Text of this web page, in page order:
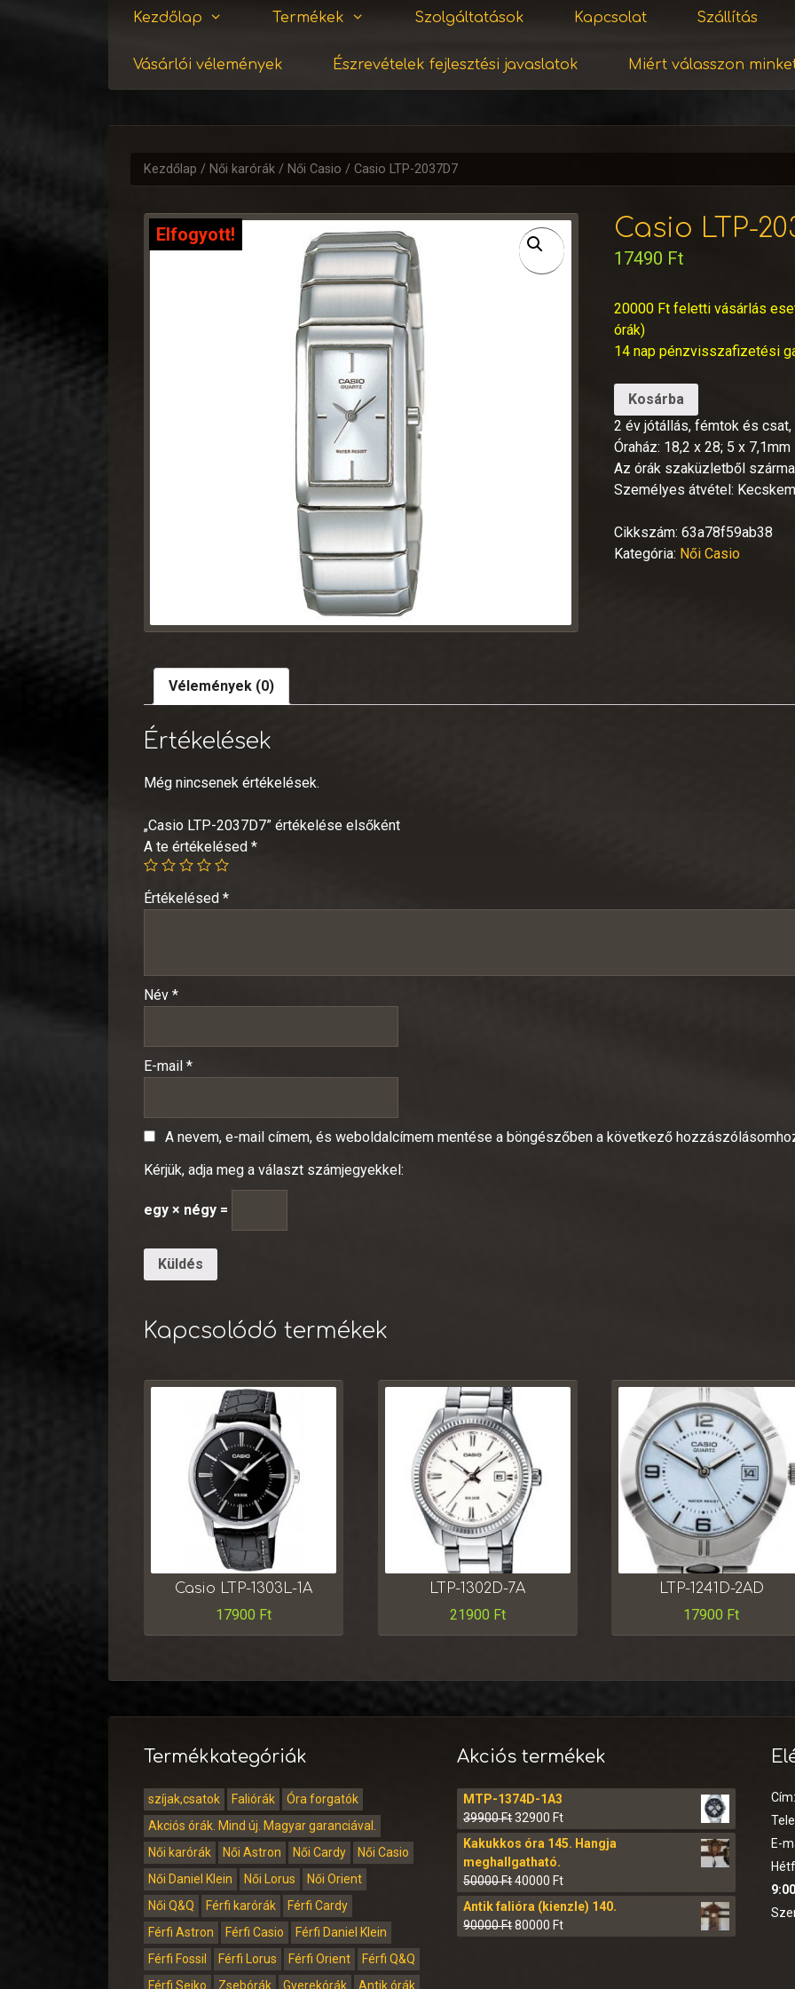
Kezdőlap Termékek Szolgáltatások Kapcsolat Szállítás
Vásárlói vélemények Észrevételek fejlesztési javaslatok Miért válasszon
Kezdőlap / Női karórák / Női Casio / Casio LTP-2037D7
Elfogyott! Casio LTP-
17490 Ft
20000 Ft feletti vásárlás
órák)
14 nap pénzvisszafizetési
Kosárba
2 év jótállás, fémtok és
Óraház: 18,2 x 28; 5 x 7,1mm
Az órák szaküzletből
Személyes átvétel:
Cikkszám:63a78f59ab38
Kategória: Női Casio
Vélemények (0)
Értékelések
Még nincsenek értékelések.
„Casio LTP-2037D7” értékelése elsőként
A te értékelésed *
Értékelésed *
Név *
E-mail *
A nevem, e-mail címem, és weboldalcímem mentése a böngészőben a következő
Kérjük, adja meg a választ számjegyekkel:
egy × négy =
Kapcsolódó termékek
Casio LTP-1303L-1A
17900 Ft
LTP-1302D-7A
21900 Ft
LTP-1241D-2AD
17900 Ft
Termékkategóriák
szíjak,csatok Faliórák
Óra forgatók
Akciós órák. Mind új. Magyar garanciával.
Női karórák
Női Astron Női Cardy
Női Casio
Női Daniel Klein
Női Lorus
Női Orient
Női Q&Q
Férfi karórák
Férfi Cardy
Férfi Astron
Férfi Casio
Férfi Daniel Klein
Férfi Fossil
Férfi Lorus Férfi Orient
Férfi Q&Q
Férfi Seiko
Zsebórák Gyerekórák Antik órák
Akciós termékek
MTP-1374D-1A3
39900Ft32900Ft
Kakukkos óra 145. Hangja
meghallgatható.
50000Ft40000Ft
Antik falióra (kienzle) 140.
90000Ft80000Ft
E-